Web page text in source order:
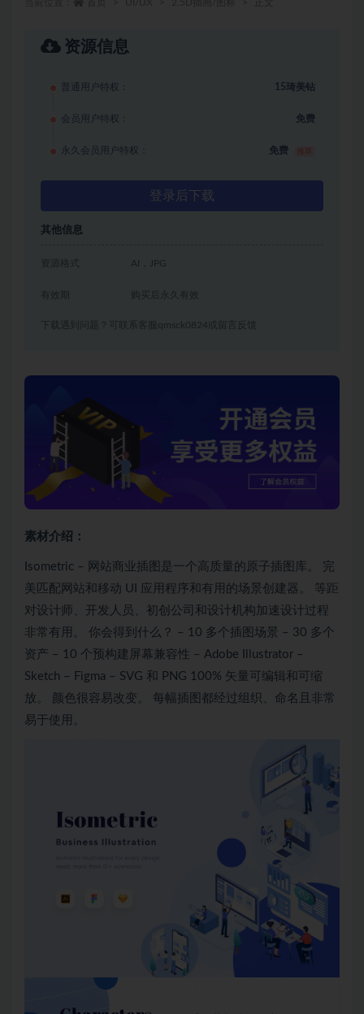
资源信息
普通用户特权： 15琦美钻
会员用户特权： 免费
永久会员用户特权： 免费
登录后下载
其他信息
资源格式 AI，JPG
有效期 购买后永久有效
下载遇到问题？可联系客服qmsck0824或留言反馈
素材介绍：
Isometric – 网站商业插图是一个高质量的原子插图库。 完
美匹配网站和移动 UI 应用程序和有用的场景创建器。 等距
对设计师、开发人员、初创公司和设计机构加速设计过程
非常有用。 你会得到什么？ – 10 多个插图场景 – 30 多个
资产 – 10 个预构建屏幕兼容性 – Adobe Illustrator –
Sketch – Figma – SVG 和 PNG 100% 矢量可编辑和可缩
放。 颜色很容易改变。 每幅插图都经过组织、命名且非常
易于使用。